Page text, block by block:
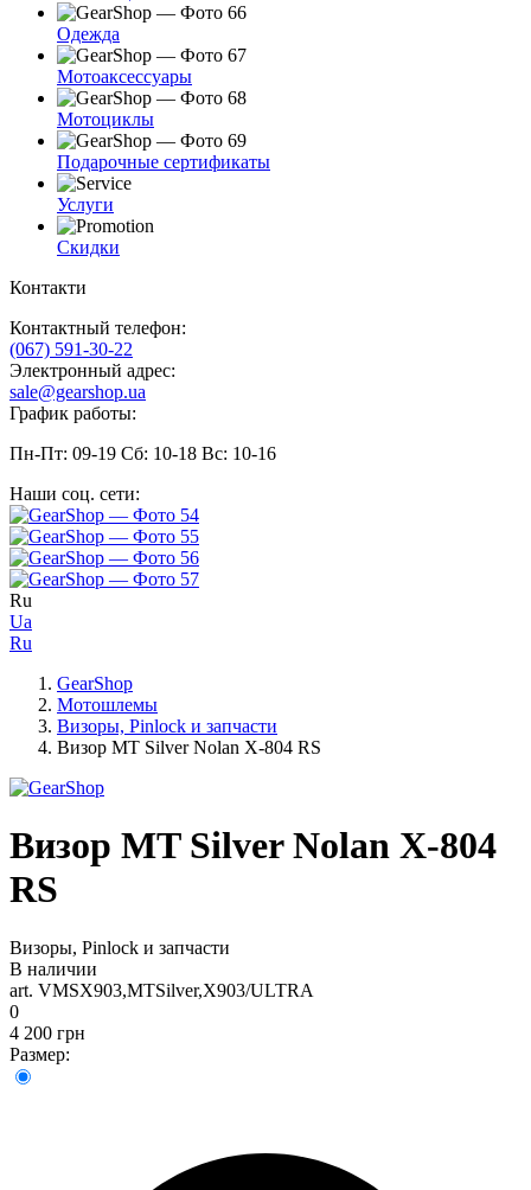
Одежда
Мотоаксессуары
Мотоциклы
Подарочные сертификаты
Услуги
Скидки
Контакти
Контактный телефон:
(067) 591-30-22
Электронный адрес:
sale@gearshop.ua
График работы:
Пн-Пт: 09-19 Сб: 10-18 Вс: 10-16
Наши соц. сети:
Ru
Ua
Ru
GearShop
Мотошлемы
Визоры, Pinlock и запчасти
Визор MT Silver Nolan X-804 RS
Визор MT Silver Nolan X-804
RS
Визоры, Pinlock и запчасти
В наличии
art. VMSX903,MTSilver,X903/ULTRA
0
4 200 грн
Размер: